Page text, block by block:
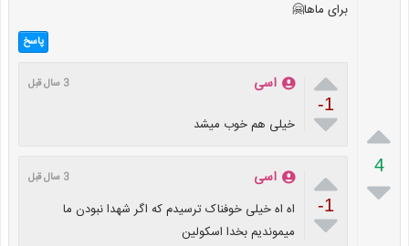

4

برای ماها🤗
پاسخ

-1

اسی 3 سال قبل
خیلی هم خوب میشد

-1

اسی 3 سال قبل
اه اه خیلی خوفناک ترسیدم که اگر شهدا نبودن ما
میموندیم بخدا اسکولین